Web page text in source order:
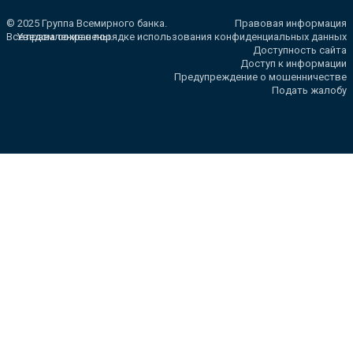
© 2025 Группа Всемирного банка.
Все права сохранены.
Правовая информация
Уведомление о порядке использования конфиденциальных данных
Доступность сайта
Доступ к информации
Предупреждение о мошенничестве
Подать жалобу